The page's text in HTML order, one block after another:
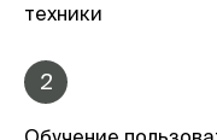
техники
2